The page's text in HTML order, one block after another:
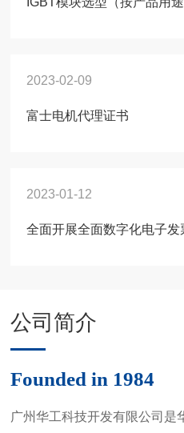
2023-02-09
富士电机代理证书
2023-01-12
全面开展全面数字化电子发
公司简介
Founded in 1984
广州华工科技开发有限公司是